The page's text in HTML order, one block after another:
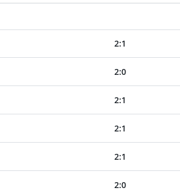
2:1
2:0
2:1
2:1
2:1
2:0